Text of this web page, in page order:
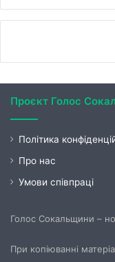
Проєкт Голос
Політика
Про нас
Умови співпраці
Голос Сокальщини –
При копіюванні